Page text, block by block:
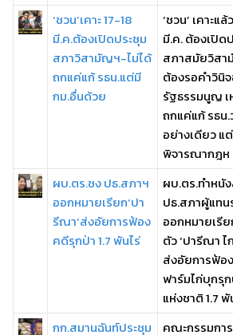
‘ชวน’เคาะ 17-18
มี.ค.ต้องเปิดประชุม
สภาวิสามัญฯ-ไม่ได้
ถกแค่แก้ รธน.แต่มี
กม.อื่นด้วย
‘ชวน’ เคาะแล้
มี.ค. ต้องเปิด
สภาสมัยวิสา
ต้องรอคำวินิ
รัฐธรรมนูญ เ
ถกแค่แก้ รธน.
อย่างเดียว แ
พิจารณากฎห
ผบ.ตร.ชง ปธ.สภาฯ
ออกหมายเรียก‘ปา
รีณา’ส่งอัยการฟ้อง
คดีรุกป่า 1.7 พันไร่
ผบ.ตร.ทำหนั
ปธ.สภาผู้แทน
ออกหมายเรี
ตัว ‘ปารีณา ไ
ส่งอัยการฟ้อ
ฟาร์มไก่บุกรุ
แห่งชาติ 1.7 พั
กก.สมานฉันท์ประชุม
คณะกรรมการ